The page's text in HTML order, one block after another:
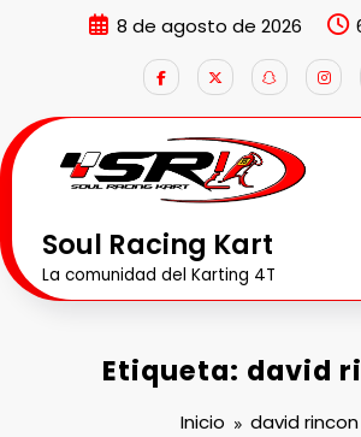
8 de agosto de 2026
Soul Racing Kart
La comunidad del Karting 4T
Etiqueta: david
Inicio david rincon